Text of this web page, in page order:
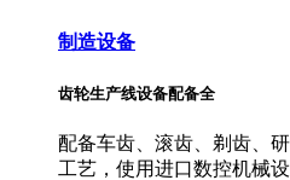
制造设备
齿轮生产线设备配备全
配备车齿、滚齿、剃齿、
工艺，使用进口数控机械